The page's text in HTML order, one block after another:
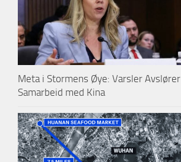
Meta i Stormens Øye: Varsler Avslører
Samarbeid med Kina